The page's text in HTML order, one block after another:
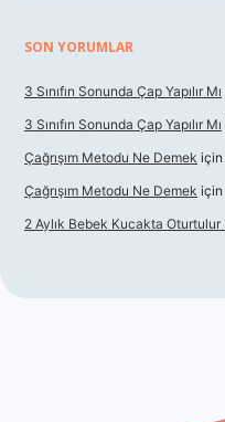
SON YORUMLAR
3 Sınıfın Sonunda Çap Yapılır Mı
3 Sınıfın Sonunda Çap Yapılır Mı
Çağrışım Metodu Ne Demek için
Çağrışım Metodu Ne Demek için
2 Aylık Bebek Kucakta Oturtulur